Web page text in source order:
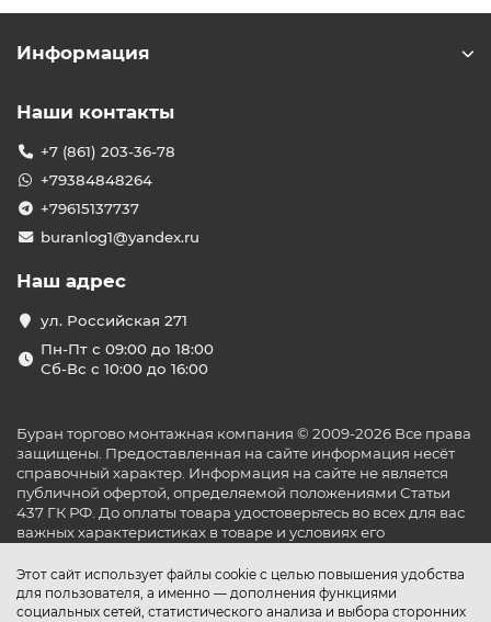
Этот сайт использует файлы cookie с целью повышения удобства
для пользователя, а именно — дополнения функциями
социальных сетей, статистического анализа и выбора сторонних
Информация
Наши контакты
+7 (861) 203-36-78
+79384848264
+79615137737
buranlog1@yandex.ru
Наш адрес
ул. Российская 271
Пн-Пт с 09:00 до 18:00
Сб-Вс с 10:00 до 16:00
Буран торгово монтажная компания © 2009-2026 Все права
защищены. Предоставленная на сайте информация несёт
справочный характер. Информация на сайте не является
публичной офертой, определяемой положениями Статьи
437 ГК РФ. До оплаты товара удостоверьтесь во всех для вас
важных характеристиках в товаре и условиях его